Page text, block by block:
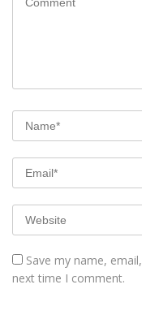
Save my name,
next time I comment.